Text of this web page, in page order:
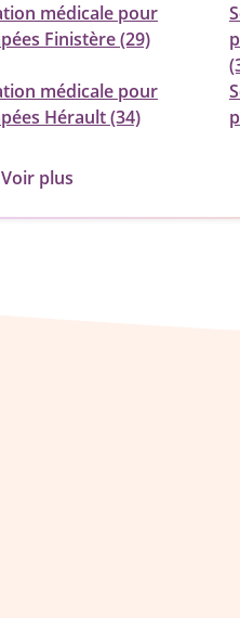
médicale pour
Finistère (29)
médicale pour
Hérault (34)
Voir plus